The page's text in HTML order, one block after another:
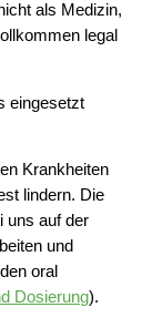
als Medizin,
legal
eingesetzt
Krankheiten
lindern. Die
uns auf der
und
oral
Dosierung).